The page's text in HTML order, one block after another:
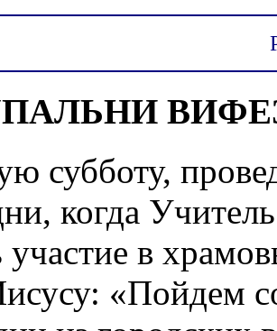
субботу,
когда
участие в
«Пойдем